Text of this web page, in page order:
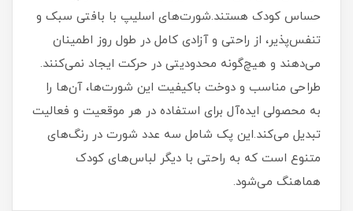
حساس کودک هستند.شورت‌های اسلیپ با بافتی سبک و
تنفس‌پذیر، از راحتی و آزادی کامل در طول روز اطمینان
می‌دهند و هیچ‌گونه محدودیتی در حرکت ایجاد نمی‌کنند.
طراحی مناسب و دوخت باکیفیت این شورت‌ها، آن‌ها را
به محصولی ایده‌آل برای استفاده در هر موقعیت و فعالیت
تبدیل می‌کند.این پک شامل سه عدد شورت در رنگ‌های
متنوع است که به راحتی با دیگر لباس‌های کودک
هماهنگ می‌شود.